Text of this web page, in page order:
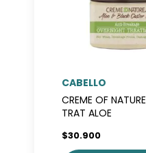
pueden
la
página
producto
CABELLO
CREME OF NATURE
TRAT ALOE
$30.900